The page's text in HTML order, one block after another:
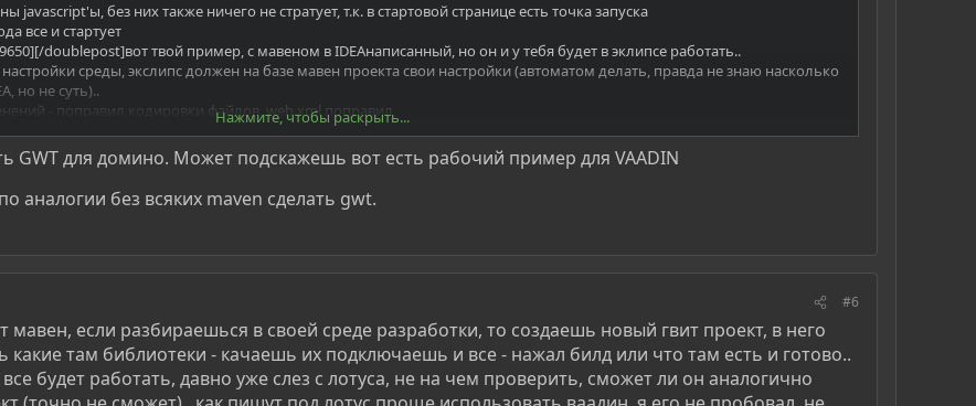
без них также ничего не стратует, т.к. в стартовой странице есть точка запуска
все и стартует
doublepost]вот твой пример, с мавеном в IDEAнаписанный, но он и у тебя будет в эклипсе работать..
настройки среды, экслипс должен на базе мавен проекта свои настройки (автоматом делать, правда не знаю насколько
но не суть)..
- поправил кодировки файлов, web.xml поправил
модуля <finalName>ls-gwt</finalName>
все то, что потом попадет в war-файл
получиться аналогичная структура каталогов и файлов, главное это то, что модуль в оригинале называется
особенно если IDE слаба в рефакторинге таких вещей и не подскажет, что у тебя косяки, как например, это
сгенеренные скрипты, примерно так это выглядит
Нажмите, чтобы раскрыть...
GWT для домино. Может подскажешь вот есть рабочий пример для VAADIN
аналогии без всяких maven сделать gwt.
#6
если разбираешься в своей среде разработки, то создаешь новый гвит проект, в него
там библиотеки - качаешь их подключаешь и все - нажал билд или что там есть и готово..
будет работать, давно уже слез с лотуса, не на чем проверить, сможет ли он аналогично